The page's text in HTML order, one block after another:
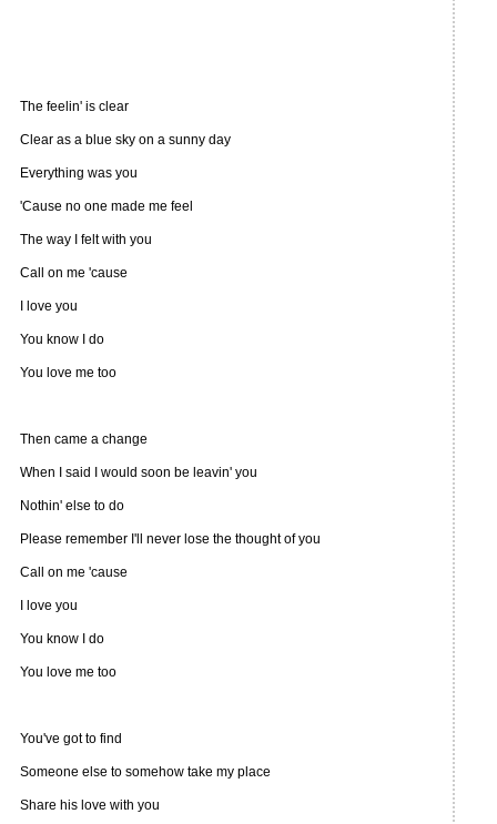
The feelin' is clear
Clear as a blue sky on a sunny day
Everything was you
'Cause no one made me feel
The way I felt with you
Call on me 'cause
I love you
You know I do
You love me too
Then came a change
When I said I would soon be leavin' you
Nothin' else to do
Please remember I'll never lose the thought of you
Call on me 'cause
I love you
You know I do
You love me too
You've got to find
Someone else to somehow take my place
Share his love with you